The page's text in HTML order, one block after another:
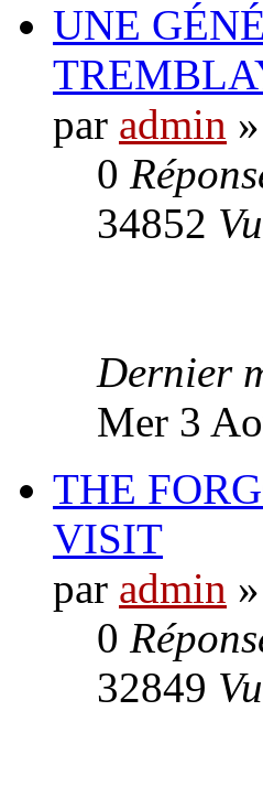
UNE
par admin
0
34852
Dernier
Mer 3
THE
VISIT
par admin
0
32849